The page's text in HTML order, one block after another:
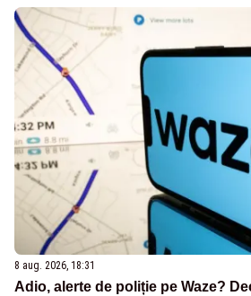
8 aug. 2026, 18:31
Adio, alerte de poliție pe Waze?